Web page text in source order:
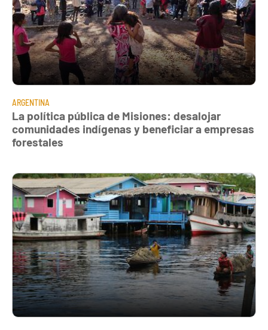
ARGENTINA
La política pública de Misiones: desalojar
comunidades indígenas y beneficiar a empresas
forestales